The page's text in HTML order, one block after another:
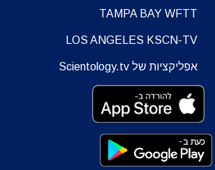
TAMPA BAY WFTT
LOS ANGELES KSCN-TV
אפליקציות של Scientology.tv